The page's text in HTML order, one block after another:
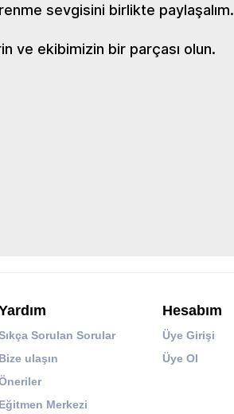
sevgisini birlikte paylaşalım.
ve ekibimizin bir parçası olun.
Sorulan Sorular
Bize ulaşın
Eğitmen Merkezi
Hesabım
Üye Girişi
Üye Ol